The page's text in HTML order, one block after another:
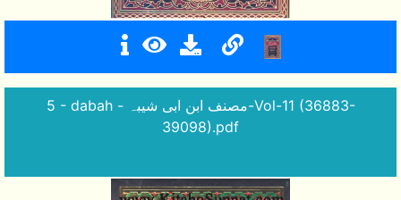
5 - dabah - مصنف ابن ابی شیبہ-Vol-11 (36883-
39098).pdf